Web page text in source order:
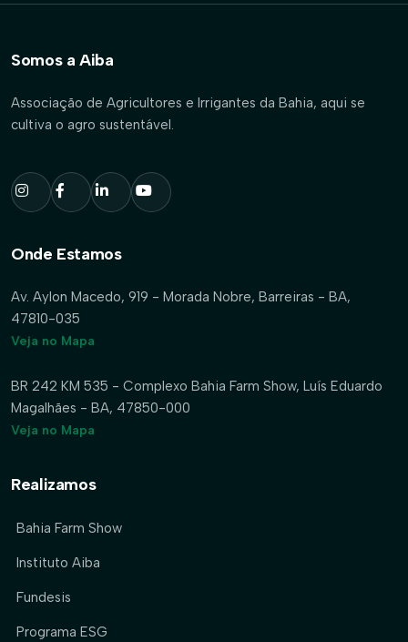
Somos a Aiba
Associação de Agricultores e Irrigantes da Bahia, aqui se
cultiva o agro sustentável.
Onde Estamos
Av. Aylon Macedo, 919 - Morada Nobre, Barreiras - BA,
47810-035
Veja no Mapa
BR 242 KM 535 - Complexo Bahia Farm Show, Luís Eduardo
Magalhães - BA, 47850-000
Veja no Mapa
Realizamos
Bahia Farm Show
Instituto Aiba
Fundesis
Programa ESG